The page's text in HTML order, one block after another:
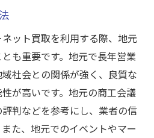
ット買取を利用する際、地元
も重要です。地元で長年営業
社会との関係が強く、良質な
が高いです。地元の商工会議
判などを参考にし、業者の信
た、地元でのイベントやマー